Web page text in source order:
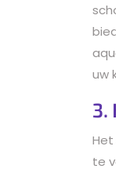
uw
3.
te